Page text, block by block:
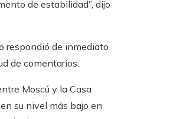
de estabilidad”, dijo
respondió de inmediato
de comentarios.
Moscú y la Casa
su nivel más bajo en